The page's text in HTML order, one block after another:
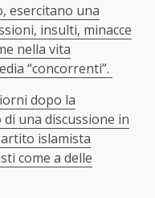
esercitano una
insulti, minacce
nella vita
“concorrenti”.
dopo la
una discussione in
islamista
come a delle